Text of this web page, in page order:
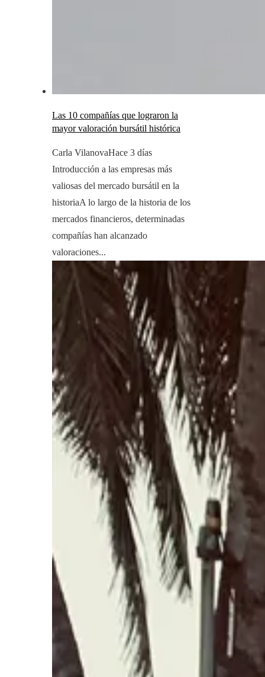
Las 10 compañías que lograron la
mayor valoración bursátil histórica
Carla VilanovaHace 3 días
Introducción a las empresas más
valiosas del mercado bursátil en la
historiaA lo largo de la historia de los
mercados financieros, determinadas
compañías han alcanzado
valoraciones...